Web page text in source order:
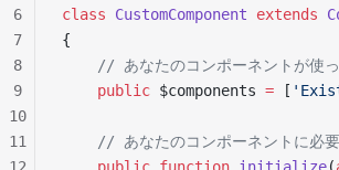
class CustomComponent extends
{
// あなたのコンポーネントが使
    public
$components = [
// あなたのコンポーネントに必
6
7
8
9
10
11